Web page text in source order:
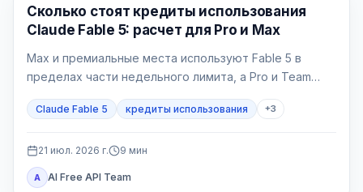
Claude AI
Сколько стоят кредиты использования
Claude Fable 5: расчет для Pro и Max
Max и премиальные места используют Fable 5 в
пределах части недельного лимита, а Pro и Team
Claude Fable 5 кредиты использования +3
21 июл. 2026 г. 9 мин
A AI Free API Team